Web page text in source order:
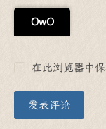
OwO
在此浏览器中
发表评论